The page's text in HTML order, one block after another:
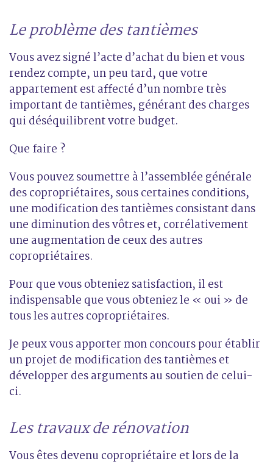
Le problème des tantièmes
Vous avez signé l’acte d’achat du bien et vous
rendez compte, un peu tard, que votre
appartement est affecté d’un nombre très
important de tantièmes, générant des charges
qui déséquilibrent votre budget.
Que faire ?
Vous pouvez soumettre à l’assemblée générale
des copropriétaires, sous certaines conditions,
une modification des tantièmes consistant dans
une diminution des vôtres et, corrélativement
une augmentation de ceux des autres
copropriétaires.
Pour que vous obteniez satisfaction, il est
indispensable que vous obteniez le « oui » de
tous les autres copropriétaires.
Je peux vous apporter mon concours pour établir
un projet de modification des tantièmes et
développer des arguments au soutien de celui-
ci.
Les travaux de rénovation
Vous êtes devenu copropriétaire et lors de la